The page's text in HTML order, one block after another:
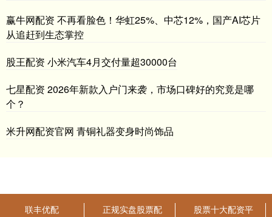
赢牛网配资 不再看脸色！华虹25%、中芯12%，国产AI芯片
从追赶到生态掌控
股王配资 小米汽车4月交付量超30000台
七星配资 2026年新款入户门来袭，市场口碑好的究竟是哪
个？
米升网配资官网 青铜礼器变身时尚饰品
联丰优配
正规实盘股票配
股票十大配资平